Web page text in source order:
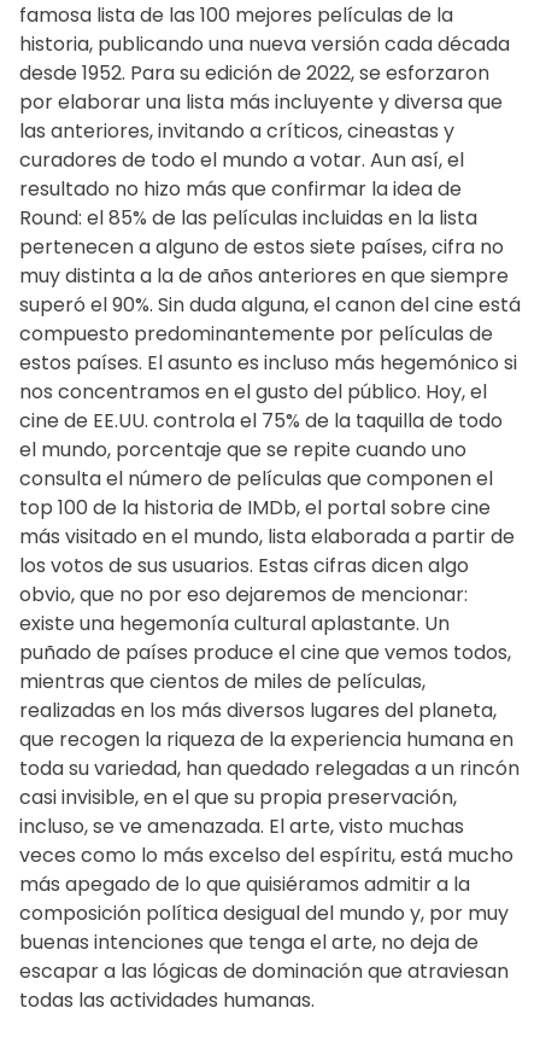
famosa lista de las 100 mejores películas de la
historia, publicando una nueva versión cada década
desde 1952. Para su edición de 2022, se esforzaron
por elaborar una lista más incluyente y diversa que
las anteriores, invitando a críticos, cineastas y
curadores de todo el mundo a votar. Aun así, el
resultado no hizo más que confirmar la idea de
Round: el 85% de las películas incluidas en la lista
pertenecen a alguno de estos siete países, cifra no
muy distinta a la de años anteriores en que siempre
superó el 90%. Sin duda alguna, el canon del cine está
compuesto predominantemente por películas de
estos países. El asunto es incluso más hegemónico si
nos concentramos en el gusto del público. Hoy, el
cine de EE.UU. controla el 75% de la taquilla de todo
el mundo, porcentaje que se repite cuando uno
consulta el número de películas que componen el
top 100 de la historia de IMDb, el portal sobre cine
más visitado en el mundo, lista elaborada a partir de
los votos de sus usuarios. Estas cifras dicen algo
obvio, que no por eso dejaremos de mencionar:
existe una hegemonía cultural aplastante. Un
puñado de países produce el cine que vemos todos,
mientras que cientos de miles de películas,
realizadas en los más diversos lugares del planeta,
que recogen la riqueza de la experiencia humana en
toda su variedad, han quedado relegadas a un rincón
casi invisible, en el que su propia preservación,
incluso, se ve amenazada. El arte, visto muchas
veces como lo más excelso del espíritu, está mucho
más apegado de lo que quisiéramos admitir a la
composición política desigual del mundo y, por muy
buenas intenciones que tenga el arte, no deja de
escapar a las lógicas de dominación que atraviesan
todas las actividades humanas.